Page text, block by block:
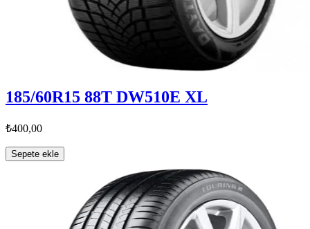
185/60R15 88T DW510E XL
₺400,00
Sepete ekle